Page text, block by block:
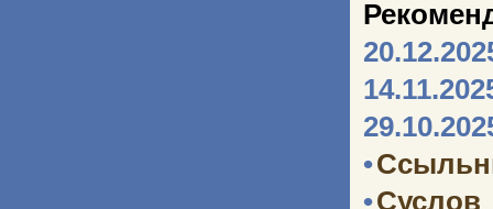
•
•